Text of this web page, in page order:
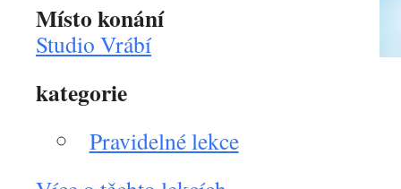
Místo konání
Studio Vrábí
kategorie
Pravidelné lekce